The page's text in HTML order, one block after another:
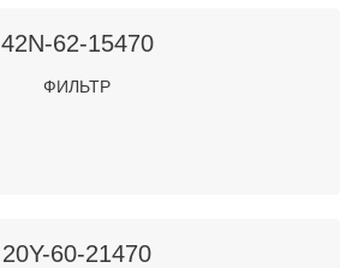
42N-62-15470
ФИЛЬТР
20Y-60-21470